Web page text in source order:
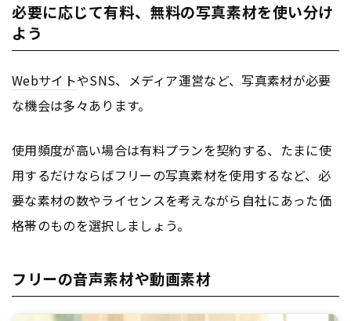
必要に応じて有料、無料の写真素材を使い分け
よう
WebサイトやSNS、メディア運営など、写真素材が必要
な機会は多々あります。
使用頻度が高い場合は有料プランを契約する、たまに使
用するだけならばフリーの写真素材を使用するなど、必
要な素材の数やライセンスを考えながら自社にあった価
格帯のものを選択しましょう。
フリーの音声素材や動画素材